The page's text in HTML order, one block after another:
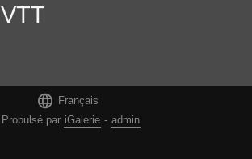
VTT
 Français
Propulsé par iGalerie - admin